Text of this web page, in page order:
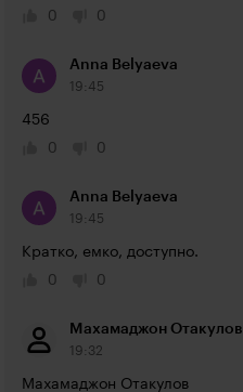
0
0
Anna Belyaeva
19:45
456
0
0
Anna Belyaeva
19:45
Кратко, емко, доступно.
0
0
Maхамаджон Отакулов
19:32
Махамаджон Отакулов